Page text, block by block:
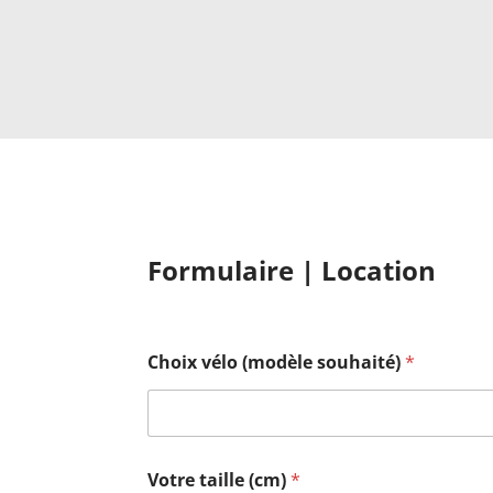
Formulaire | Location
Choix vélo (modèle souhaité)*
Votre taille (cm)*